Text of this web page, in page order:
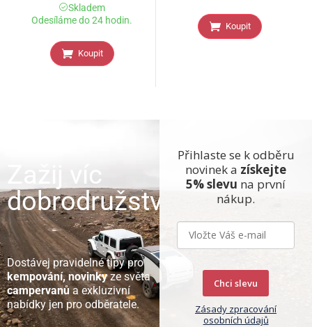
Skladem
Odesíláme do 24 hodin.
Koupit
Koupit
Zažij víc
dobrodružství
Dostávej pravidelné tipy pro
kempování, novinkyze světa
campervanůa exkluzivní
nabídky jen pro odběratele.
Přihlaste se k odběru
novinek a získejte
5% slevu na první
nákup.
Chci slevu
Zásady zpracování
osobních údajů